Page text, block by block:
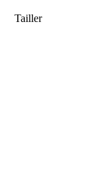
Tailler